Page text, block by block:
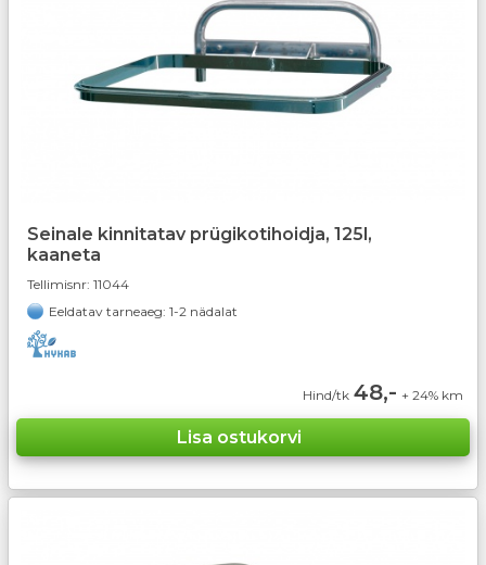
Seinale kinnitatav prügikotihoidja, 125l,
kaaneta
Tellimisnr: 11044
Eeldatav tarneaeg: 1-2 nädalat
Hind/tk 48,- + 24% km